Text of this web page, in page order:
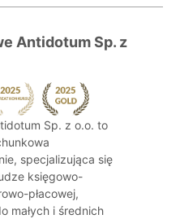
Antidotum Sp. z
Sp. z o.o. to
specjalizująca się
księgowo-
płacowej,
małych i średnich